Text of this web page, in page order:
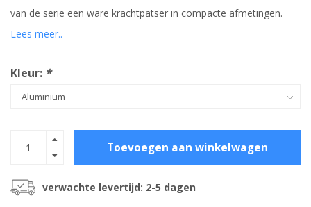
van de serie een ware krachtpatser in compacte afmetingen.
Lees meer..
Kleur: *
Toevoegen aan winkelwagen
verwachte levertijd: 2-5 dagen